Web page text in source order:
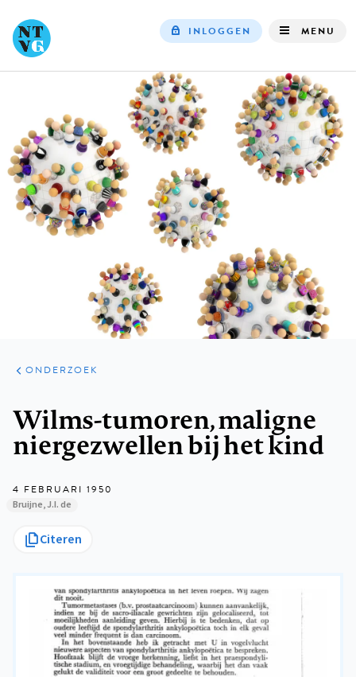
navigation
INLOGGEN MENU
ARTIKELEN
ONDERZOEK
ONDERZOEK
Wilms-tumoren, maligne
niergezwellen bij het kind
4 FEBRUARI 1950
Bruijne, J.I. de
Citeren